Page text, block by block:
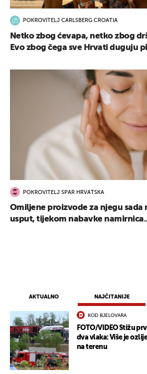
AKTUALNO NAJČITANIJE
KOD BJELOVARA
FOTO/VIDEO Stižu
dva vlaka: Više je
na terenu
POKROVITELJ CARLSBERG CROATIA
Netko zbog ćevapa, netko zbog
Evo zbog čega sve Hrvati duguju
POKROVITELJ SPAR HRVATSKA
Omiljene proizvode za njegu sada
usput, tijekom nabavke